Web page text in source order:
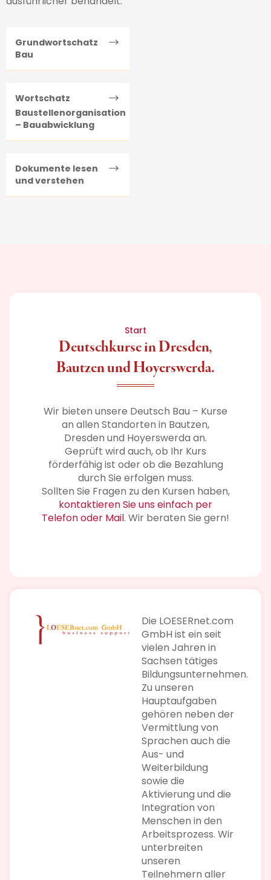
Grundwortschatz
Bau
Wortschatz
Baustellenorganisation
– Bauabwicklung
Dokumente lesen
und verstehen
Start
Deutschkurse in Dresden,
Bautzen und Hoyerswerda.
Wir bieten unsere Deutsch Bau – Kurse
an allen Standorten in Bautzen,
Dresden und Hoyerswerda an.
Geprüft wird auch, ob Ihr Kurs
förderfähig ist oder ob die Bezahlung
durch Sie erfolgen muss.
Sollten Sie Fragen zu den Kursen haben,
kontaktieren Sie uns einfach per
Telefon oder Mail. Wir beraten Sie gern!
Die LOESERnet.com
GmbH ist ein seit
vielen Jahren in
Sachsen tätiges
Bildungsunternehmen.
Zu unseren
Hauptaufgaben
gehören neben der
Vermittlung von
Sprachen auch die
Aus- und
Weiterbildung
sowie die
Aktivierung und die
Integration von
Menschen in den
Arbeitsprozess. Wir
unterbreiten
unseren
Teilnehmern aller